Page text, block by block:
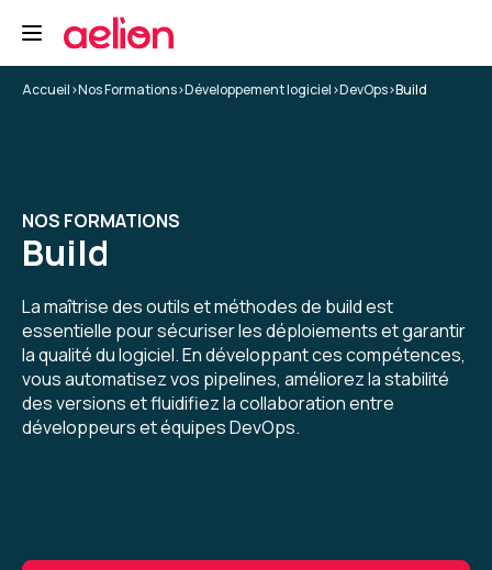
Accueil>Nos Formations>Développement logiciel>DevOps>Build
NOS FORMATIONS
Build
La maîtrise des outils et méthodes de build est
essentielle pour sécuriser les déploiements et garantir
la qualité du logiciel. En développant ces compétences,
vous automatisez vos pipelines, améliorez la stabilité
des versions et fluidifiez la collaboration entre
développeurs et équipes DevOps.